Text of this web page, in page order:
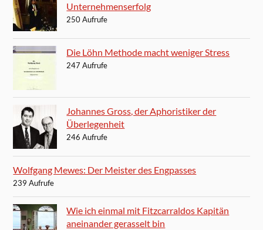
Unternehmenserfolg
250 Aufrufe
Die Löhn Methode macht weniger Stress
247 Aufrufe
Johannes Gross, der Aphoristiker der
Überlegenheit
246 Aufrufe
Wolfgang Mewes: Der Meister des Engpasses
239 Aufrufe
Wie ich einmal mit Fitzcarraldos Kapitän
aneinander gerasselt bin